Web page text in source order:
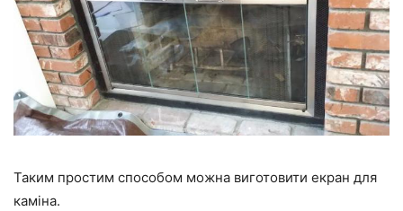
Таким простим способом можна виготовити екран для
каміна.